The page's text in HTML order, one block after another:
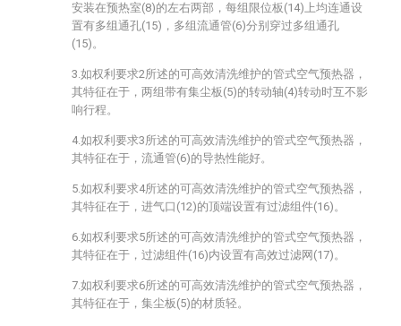
安装在预热室(8)的左右两部，每组限位板(14)上均连通设
置有多组通孔(15)，多组流通管(6)分别穿过多组通孔
(15)。
3.如权利要求2所述的可高效清洗维护的管式空气预热器，
其特征在于，两组带有集尘板(5)的转动轴(4)转动时互不影
响行程。
4.如权利要求3所述的可高效清洗维护的管式空气预热器，
其特征在于，流通管(6)的导热性能好。
5.如权利要求4所述的可高效清洗维护的管式空气预热器，
其特征在于，进气口(12)的顶端设置有过滤组件(16)。
6.如权利要求5所述的可高效清洗维护的管式空气预热器，
其特征在于，过滤组件(16)内设置有高效过滤网(17)。
7.如权利要求6所述的可高效清洗维护的管式空气预热器，
其特征在于，集尘板(5)的材质轻。